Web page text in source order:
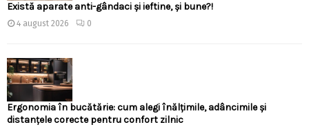
Există aparate anti-gândaci și ieftine, și bune?!
4 august 2026 0
Ergonomia în bucătărie: cum alegi înălțimile, adâncimile și
distanțele corecte pentru confort zilnic